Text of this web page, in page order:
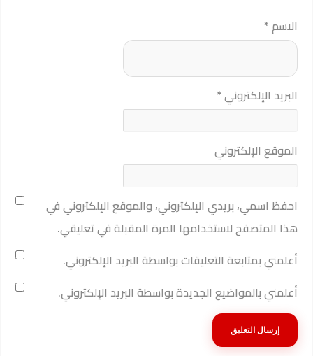
الاسم*
البريد الإلكتروني*
الموقع الإلكتروني
احفظ اسمي، بريدي الإلكتروني، والموقع الإلكتروني في
هذا المتصفح لاستخدامها المرة المقبلة في تعليقي.
أعلمني بمتابعة التعليقات بواسطة البريد الإلكتروني.
أعلمني بالمواضيع الجديدة بواسطة البريد الإلكتروني.